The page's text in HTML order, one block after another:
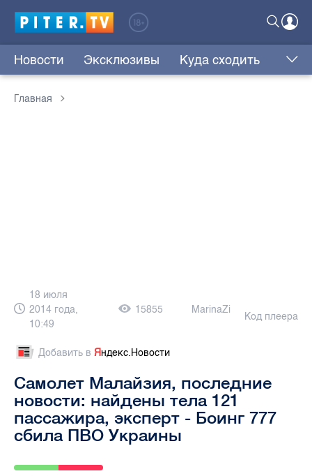
Новости Эксклюзивы Куда сходить
Главная
18 июля
2014 года,
10:49
15855 MarinaZi
Код плеера
Добавить в Яндекс.Новости
Самолет Малайзия, последние
новости: найдены тела 121
пассажира, эксперт - Боинг 777
сбила ПВО Украины